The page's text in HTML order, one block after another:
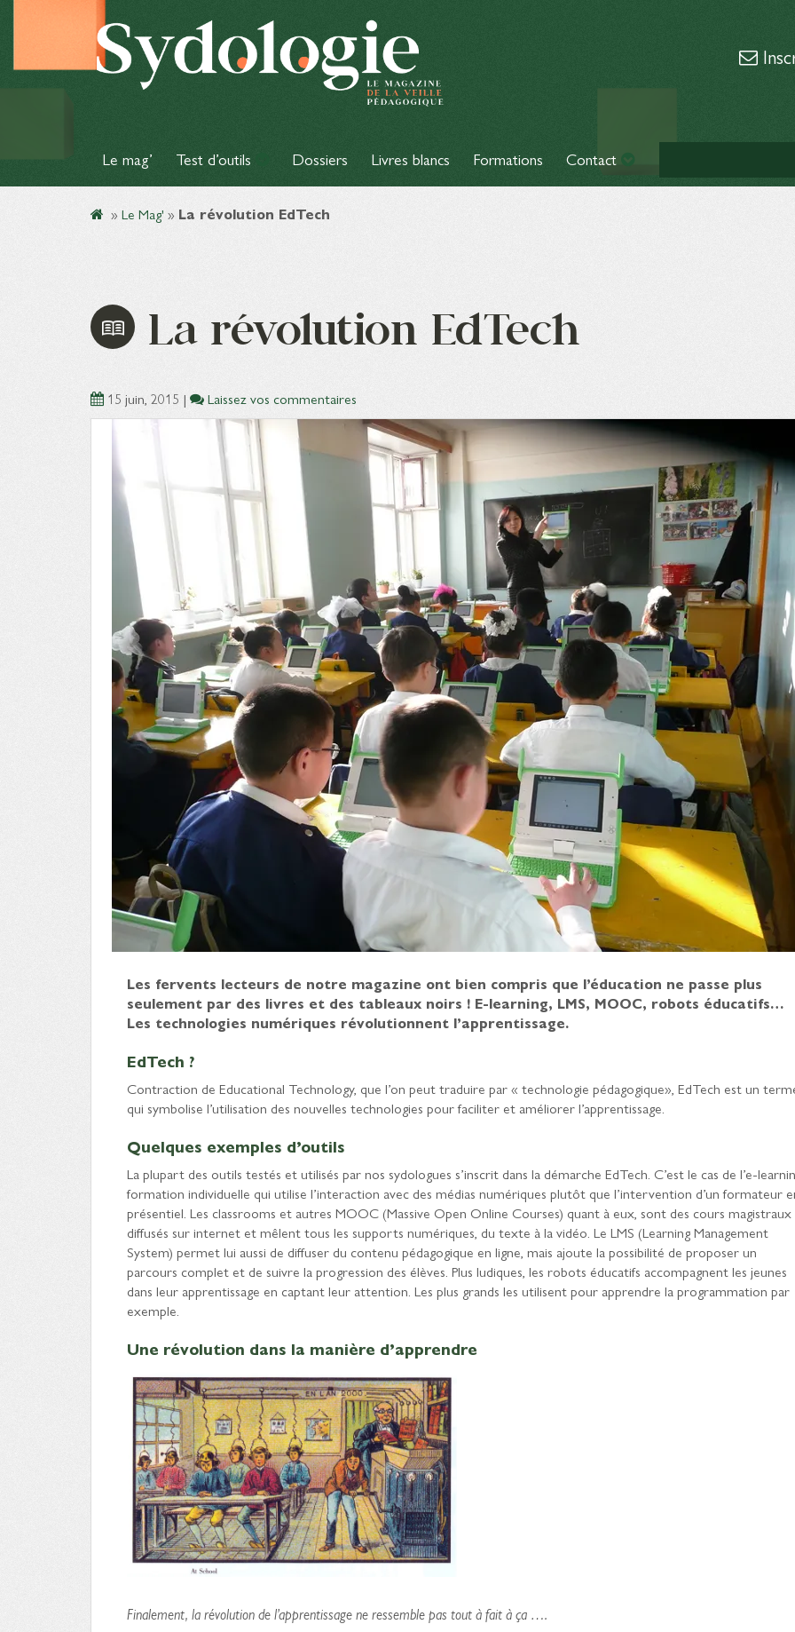
Le mag’ Test d’outils Dossiers Livres blancs Formations Contact
» Le Mag' » La révolution EdTech
La révolution EdTech
15 juin, 2015 | Laissez vos commentaires
Les fervents lecteurs de notre magazine ont bien compris que l’éducation ne passe plus
seulement par des livres et des tableaux noirs ! E-learning, LMS, MOOC, robots éducatifs…
Les technologies numériques révolutionnent l’apprentissage.
EdTech ?
Contraction de Educational Technology, que l’on peut traduire par « technologie pédagogique», EdTech est un
qui symbolise l’utilisation des nouvelles technologies pour faciliter et améliorer l’apprentissage.
Quelques exemples d’outils
La plupart des outils testés et utilisés par nos sydologues s’inscrit dans la démarche EdTech. C’est le cas de l’e-
formation individuelle qui utilise l’interaction avec des médias numériques plutôt que l’intervention d’un formateur
présentiel. Les classrooms et autres MOOC (Massive Open Online Courses) quant à eux, sont des cours magistraux
diffusés sur internet et mêlent tous les supports numériques, du texte à la vidéo. Le LMS (Learning Management
System) permet lui aussi de diffuser du contenu pédagogique en ligne, mais ajoute la possibilité de proposer un
parcours complet et de suivre la progression des élèves. Plus ludiques, les robots éducatifs accompagnent les jeunes
dans leur apprentissage en captant leur attention. Les plus grands les utilisent pour apprendre la programmation par
exemple.
Une révolution dans la manière d’apprendre
Finalement, la révolution de l’apprentissage ne ressemble pas tout à fait à ça ….